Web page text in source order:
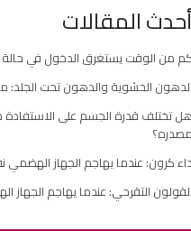
المقالات
من الوقت يستغرق الدخول في حالة
الحشوية والدهون تحت الجلد:
تختلف قدرة الجسم على الاستفادة
كرون: عندما يهاجم الجهاز الهضمي
التقرحي: عندما يهاجم